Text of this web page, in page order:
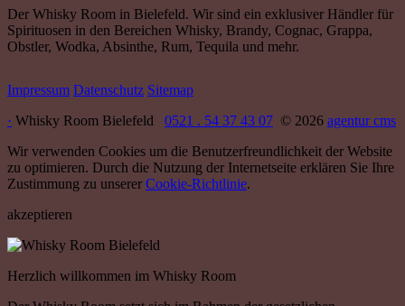
Der Whisky Room in Bielefeld. Wir sind ein exklusiver Händler für
Spirituosen in den Bereichen Whisky, Brandy, Cognac, Grappa,
Obstler, Wodka, Absinthe, Rum, Tequila und mehr.
Impressum Datenschutz Sitemap
· Whisky Room Bielefeld 0521 . 54 37 43 07 © 2026 agentur cms
Wir verwenden Cookies um die Benutzerfreundlichkeit der Website
zu optimieren. Durch die Nutzung der Internetseite erklären Sie Ihre
Zustimmung zu unserer Cookie-Richtlinie.
akzeptieren
Herzlich willkommen im Whisky Room